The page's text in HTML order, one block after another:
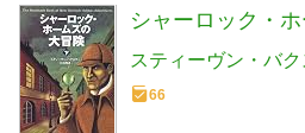
シャーロック・
スティーヴン・バ
66